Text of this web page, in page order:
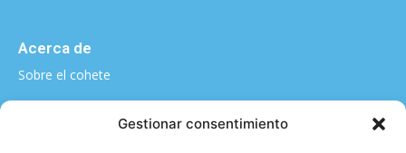
Gestionar consentimiento
Acerca de
Sobre el cohete
¿Quieres contarnos algo?